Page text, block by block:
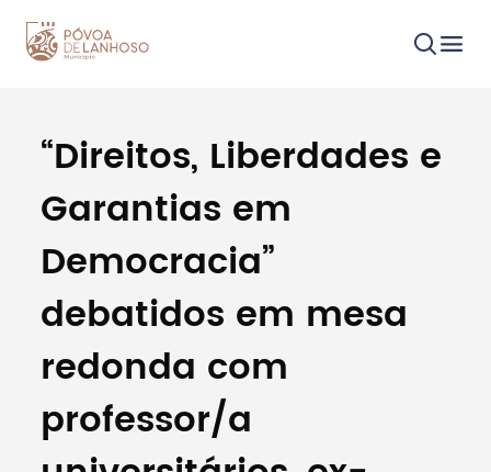
Procurar
Tipo de conteúdo
“Direitos, Liberdades e
Garantias em
Democracia”
debatidos em mesa
redonda com
professor/a